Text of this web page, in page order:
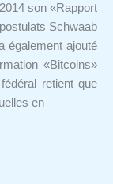
son «Rapport
Schwaab
également ajouté
«Bitcoins»
retient que
en